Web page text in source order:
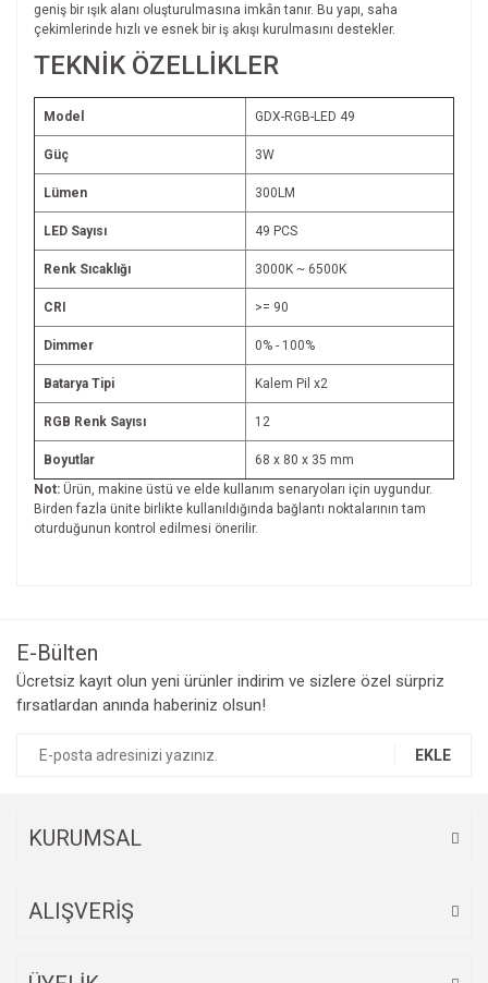
geniş bir ışık alanı oluşturulmasına imkân tanır. Bu yapı, saha
çekimlerinde hızlı ve esnek bir iş akışı kurulmasını destekler.
TEKNİK ÖZELLİKLER
Model GDX-RGB-LED 49
Güç 3W
Lümen 300LM
LED Sayısı 49 PCS
Renk Sıcaklığı 3000K ~ 6500K
CRI >= 90
Dimmer 0% - 100%
Batarya Tipi Kalem Pil x2
RGB Renk Sayısı 12
Boyutlar
68 x 80 x 35 mm
Not: Ürün, makine üstü ve elde kullanım senaryoları için uygundur.
Birden fazla ünite birlikte kullanıldığında bağlantı noktalarının tam
oturduğunun kontrol edilmesi önerilir.
Ürün resmi kalitesiz, bozuk veya görüntülenemiyor.
Ürün açıklamasında eksik bilgiler bulunuyor.
E-Bülten
Ücretsiz kayıt olun yeni ürünler indirim ve sizlere özel sürpriz
fırsatlardan anında haberiniz olsun!
EKLE
KURUMSAL
ALIŞVERİŞ